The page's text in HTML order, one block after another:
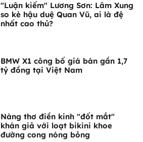
"Luận kiếm" Lương Sơn: Lâm Xung
so kè hậu duệ Quan Vũ, ai là đệ
nhất cao thủ?
BMW X1 công bố giá bán gần 1,7
tỷ đồng tại Việt Nam
Nàng thơ điền kinh "đốt mắt"
khán giả với loạt bikini khoe
đường cong nóng bỏng